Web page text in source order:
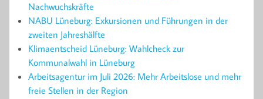
Nachwuchskräfte
NABU Lüneburg: Exkursionen und Führungen in der
zweiten Jahreshälfte
Klimaentscheid Lüneburg: Wahlcheck zur
Kommunalwahl in Lüneburg
Arbeitsagentur im Juli 2026: Mehr Arbeitslose und mehr
freie Stellen in der Region